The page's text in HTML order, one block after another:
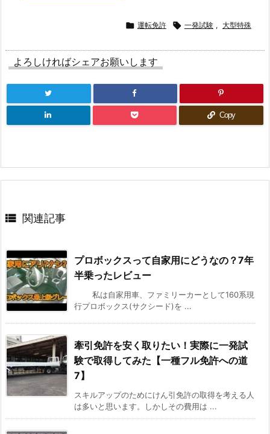
 運転免許  一発試験 , 大型特殊
よろしければシェアお願いします
Copy
 関連記事
プロボックスって自家用にどうなの？7年
半乗ったレビュー
私は自家用車、ファミリーカーとして160系現
行プロボックス(サクシード)を ...
牽引免許を安く取りたい！実際に一発試
験で取得してみた【一種フル免許への道
7】
スキルアップのためにけん引免許の取得を考える人
は多いと思います。しかしその費用は ...